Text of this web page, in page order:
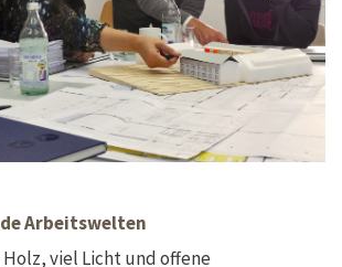
Arbeitswelten
viel Licht und offene